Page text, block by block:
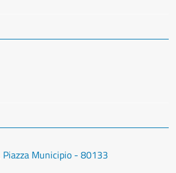
Piazza Municipio - 80133